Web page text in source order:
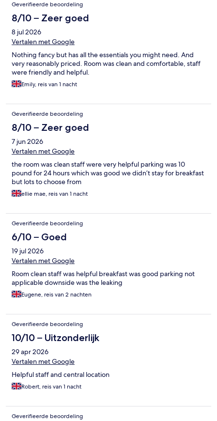
Geverifieerde beoordeling
8/10 – Zeer goed
8 jul 2026
Vertalen met Google
Nothing fancy but has all the essentials you might need. And
very reasonably priced. Room was clean and comfortable, staff
were friendly and helpful.
Emily, reis van 1 nacht
Geverifieerde beoordeling
8/10 – Zeer goed
7 jun 2026
Vertalen met Google
the room was clean staff were very helpful parking was 10
pound for 24 hours which was good we didn’t stay for breakfast
but lots to choose from
ellie mae, reis van 1 nacht
Geverifieerde beoordeling
6/10 – Goed
19 jul 2026
Vertalen met Google
Room clean staff was helpful breakfast was good parking not
applicable downside was the leaking
Eugene, reis van 2 nachten
Geverifieerde beoordeling
10/10 – Uitzonderlijk
29 apr 2026
Vertalen met Google
Helpful staff and central location
Robert, reis van 1 nacht
Geverifieerde beoordeling